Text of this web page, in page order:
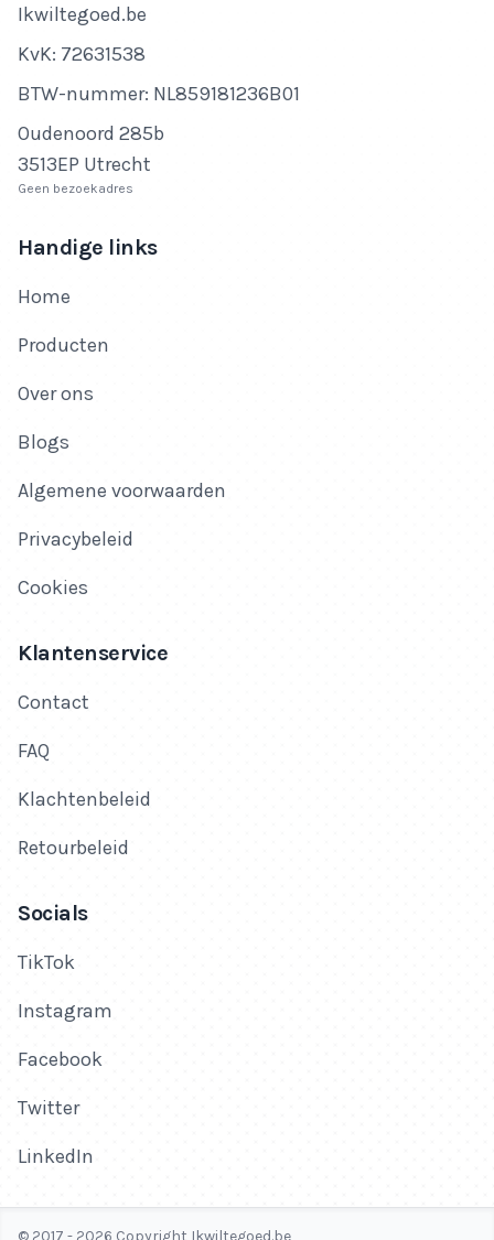
Bedrijfsnaam
Ikwiltegoed.be
KvK-nummer
KvK: 72631538
Btw-nummer
BTW-nummer: NL859181236B01
Adres
Oudenoord 285b
3513EP Utrecht
Geen bezoekadres
Handige links
Home
Producten
Over ons
Blogs
Algemene voorwaarden
Privacybeleid
Cookies
Klantenservice
Contact
FAQ
Klachtenbeleid
Retourbeleid
Socials
TikTok
Instagram
Facebook
Twitter
LinkedIn
© 2017 - 2026 Copyright Ikwiltegoed.be